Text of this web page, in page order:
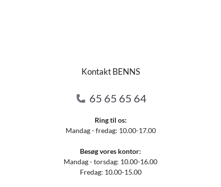
Kontakt BENNS
65 65 65 64
Ring til os:
Mandag - fredag: 10.00-17.00
Besøg vores kontor:
Mandag - torsdag: 10.00-16.00
Fredag: 10.00-15.00